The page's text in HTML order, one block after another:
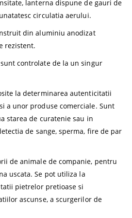
lanterna dispune de gauri de
circulatia aerului.
din aluminiu anodizat
rezistent.
controlate de la un singur
la determinarea autenticitatii
a unor produse comerciale. Sunt
starea de curatenie sau in
de sange, sperma, fire de par
de animale de companie, pentru
uscata. Se pot utiliza la
pietrelor pretioase si
ascunse, a scurgerilor de